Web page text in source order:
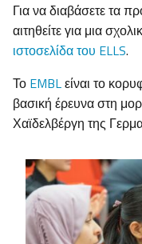
Για να διαβάσετε τα
αιτηθείτε για μια
ιστοσελίδα του ELLS.
Το EMBLείναι το
βασική έρευνα στη
Χαϊδελβέργη της